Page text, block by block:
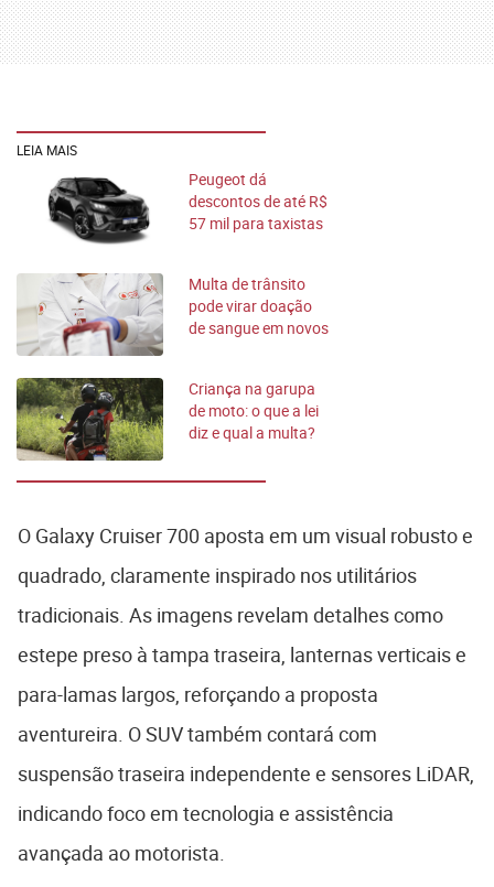
LEIA MAIS
Peugeot dá
descontos de até R$
57 mil para taxistas
Multa de trânsito
pode virar doação
de sangue em novos
Criança na garupa
de moto: o que a lei
diz e qual a multa?
O Galaxy Cruiser 700 aposta em um visual robusto e
quadrado, claramente inspirado nos utilitários
tradicionais. As imagens revelam detalhes como
estepe preso à tampa traseira, lanternas verticais e
para-lamas largos, reforçando a proposta
aventureira. O SUV também contará com
suspensão traseira independente e sensores LiDAR,
indicando foco em tecnologia e assistência
avançada ao motorista.